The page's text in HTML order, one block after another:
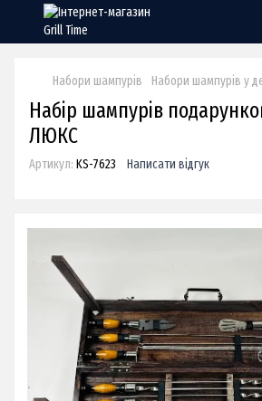
Набори шампурів Набори шампурів у
Набір шампурів
ЛЮКС
Артикул: KS-7623 Написати відгук